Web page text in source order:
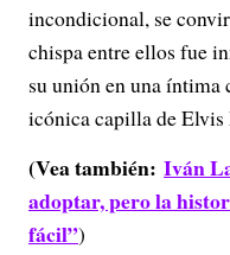
incondicional, se
chispa entre ellos fue
su unión en una íntima
icónica capilla de Elvis
(Vea también: Iván
adoptar, pero la
fácil”)